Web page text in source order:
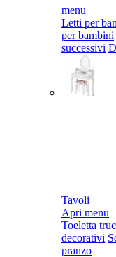
menu
Letti per
per bambini
successivi
Tavoli
Apri menu
Toeletta
decorativi
pranzo